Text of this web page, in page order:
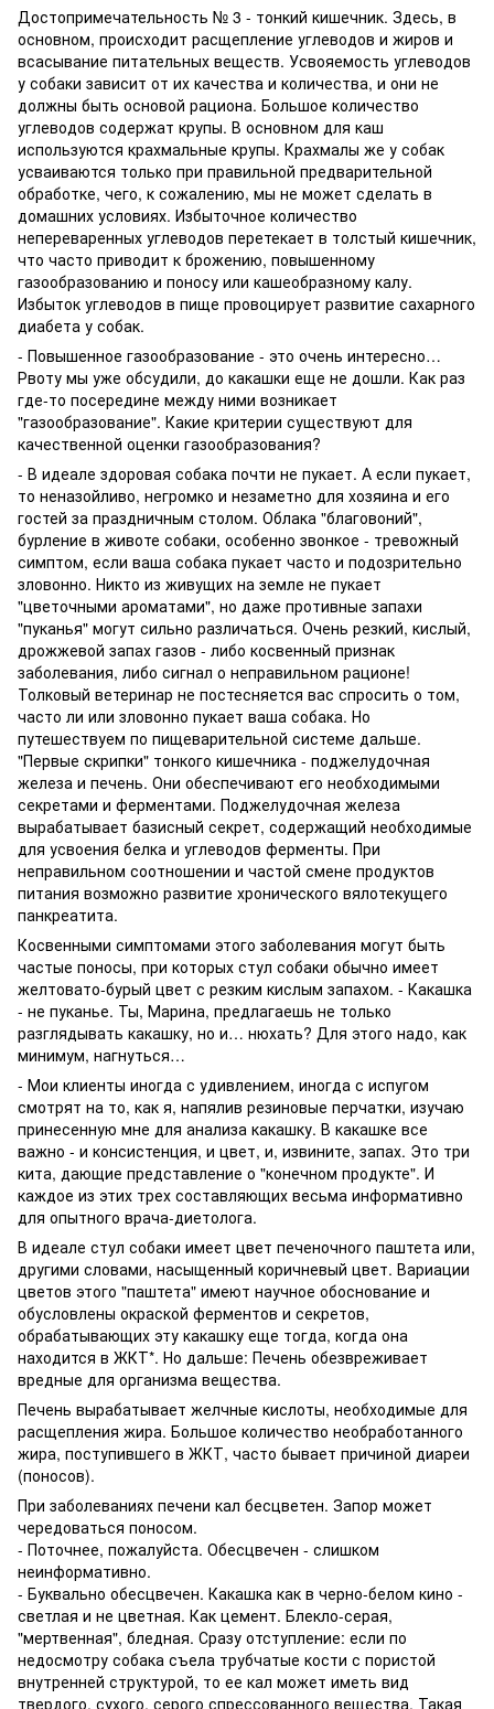
Достопримечательность № 3 - тонкий кишечник. Здесь, в
основном, происходит расщепление углеводов и жиров и
всасывание питательных веществ. Усвояемость углеводов
у собаки зависит от их качества и количества, и они не
должны быть основой рациона. Большое количество
углеводов содержат крупы. В основном для каш
используются крахмальные крупы. Крахмалы же у собак
усваиваются только при правильной предварительной
обработке, чего, к сожалению, мы не может сделать в
домашних условиях. Избыточное количество
непереваренных углеводов перетекает в толстый кишечник,
что часто приводит к брожению, повышенному
газообразованию и поносу или кашеобразному калу.
Избыток углеводов в пище провоцирует развитие сахарного
диабета у собак.
- Повышенное газообразование - это очень интересно…
Рвоту мы уже обсудили, до какашки еще не дошли. Как раз
где-то посередине между ними возникает
"газообразование". Какие критерии существуют для
качественной оценки газообразования?
- В идеале здоровая собака почти не пукает. А если пукает,
то неназойливо, негромко и незаметно для хозяина и его
гостей за праздничным столом. Облака "благовоний",
бурление в животе собаки, особенно звонкое - тревожный
симптом, если ваша собака пукает часто и подозрительно
зловонно. Никто из живущих на земле не пукает
"цветочными ароматами", но даже противные запахи
"пуканья" могут сильно различаться. Очень резкий, кислый,
дрожжевой запах газов - либо косвенный признак
заболевания, либо сигнал о неправильном рационе!
Толковый ветеринар не постесняется вас спросить о том,
часто ли или зловонно пукает ваша собака. Но
путешествуем по пищеварительной системе дальше.
"Первые скрипки" тонкого кишечника - поджелудочная
железа и печень. Они обеспечивают его необходимыми
секретами и ферментами. Поджелудочная железа
вырабатывает базисный секрет, содержащий необходимые
для усвоения белка и углеводов ферменты. При
неправильном соотношении и частой смене продуктов
питания возможно развитие хронического вялотекущего
панкреатита.
Косвенными симптомами этого заболевания могут быть
частые поносы, при которых стул собаки обычно имеет
желтовато-бурый цвет с резким кислым запахом. - Какашка
- не пуканье. Ты, Марина, предлагаешь не только
разглядывать какашку, но и… нюхать? Для этого надо, как
минимум, нагнуться…
- Мои клиенты иногда с удивлением, иногда с испугом
смотрят на то, как я, напялив резиновые перчатки, изучаю
принесенную мне для анализа какашку. В какашке все
важно - и консистенция, и цвет, и, извините, запах. Это три
кита, дающие представление о "конечном продукте". И
каждое из этих трех составляющих весьма информативно
для опытного врача-диетолога.
В идеале стул собаки имеет цвет печеночного паштета или,
другими словами, насыщенный коричневый цвет. Вариации
цветов этого "паштета" имеют научное обоснование и
обусловлены окраской ферментов и секретов,
обрабатывающих эту какашку еще тогда, когда она
находится в ЖКТ*. Но дальше: Печень обезвреживает
вредные для организма вещества.
Печень вырабатывает желчные кислоты, необходимые для
расщепления жира. Большое количество необработанного
жира, поступившего в ЖКТ, часто бывает причиной диареи
(поносов).
При заболеваниях печени кал бесцветен. Запор может
чередоваться поносом.
- Поточнее, пожалуйста. Обесцвечен - слишком
неинформативно.
- Буквально обесцвечен. Какашка как в черно-белом кино -
светлая и не цветная. Как цемент. Блекло-серая,
"мертвенная", бледная. Сразу отступление: если по
недосмотру собака съела трубчатые кости с пористой
внутренней структурой, то ее кал может иметь вид
твердого, сухого, серого спрессованного вещества. Такая